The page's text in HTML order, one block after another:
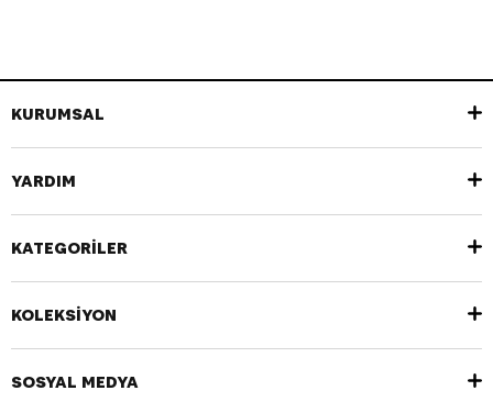
KURUMSAL
YARDIM
KATEGORİLER
KOLEKSİYON
SOSYAL MEDYA